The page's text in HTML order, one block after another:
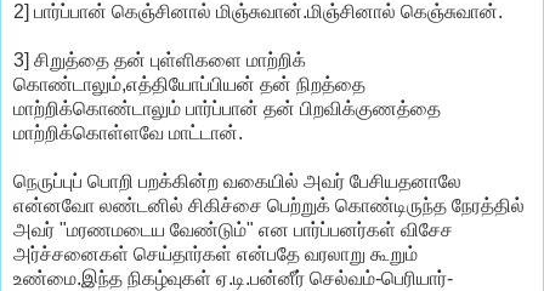
2] பார்ப்பான் கெஞ்சினால் மிஞ்சுவான்.மிஞ்சினால் கெஞ்சுவான்.
3] சிறுத்தை தன் புள்ளிகளை மாற்றிக்
கொண்டாலும்,எத்தியோப்பியன் தன் நிறத்தை
மாற்றிக்கொண்டாலும் பார்ப்பான் தன் பிறவிக்குணத்தை
மாற்றிக்கொள்ளவே மாட்டான்.
நெருப்புப் பொறி பறக்கின்ற வகையில் அவர் பேசியதனாலே
என்னவோ லண்டனில் சிகிச்சை பெற்றுக் கொண்டிருந்த நேரத்தில்
அவர் "மரணமடைய வேண்டும்" என பார்ப்பனர்கள் விசேச
அர்ச்சனைகள் செய்தார்கள் என்பதே வரலாறு கூறும்
உண்மை.இந்த நிகழ்வுகள் ஏ.டி.பன்னீர் செல்வம்-பெரியார்-